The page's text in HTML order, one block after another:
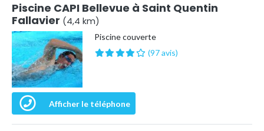
Piscine CAPI Bellevue à Saint Quentin
Fallavier (4,4 km)
Piscine couverte
(97 avis)
Afficher le téléphone